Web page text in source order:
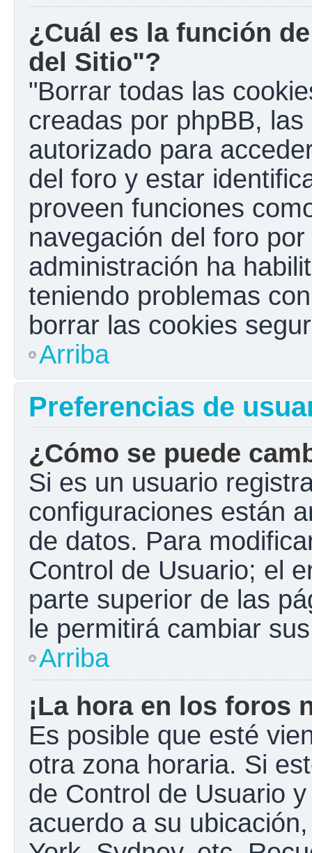
¿Cuál es la función
del Sitio"?
"Borrar todas las
creadas por phpBB,
autorizado para
del foro y estar
proveen funciones
navegación del foro
administración ha
teniendo problemas
borrar las cookies
Arriba
Preferencias de
¿Cómo se puede
Si es un usuario
configuraciones están
de datos. Para
Control de Usuario; el
parte superior de las
le permitirá cambiar
Arriba
¡La hora en los foros
Es posible que esté
otra zona horaria. Si
de Control de Usuario
acuerdo a su